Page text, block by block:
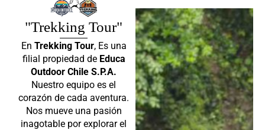
"Trekking Tour"
En Trekking Tour, Es una
filial propiedad de Educa
Outdoor Chile S.P.A.
Nuestro equipo es el
corazón de cada aventura.
Nos mueve una pasión
inagotable por explorar el